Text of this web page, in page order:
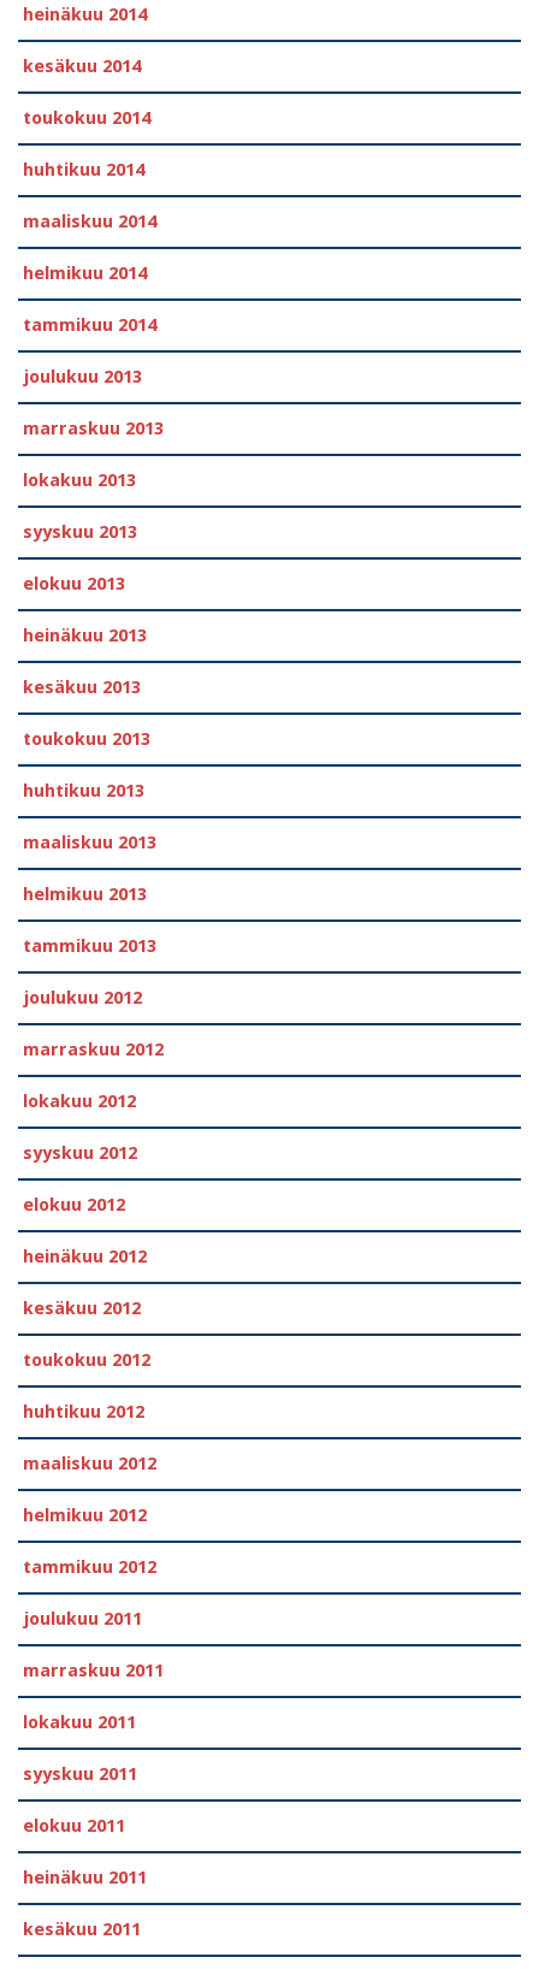
heinäkuu 2014
kesäkuu 2014
toukokuu 2014
huhtikuu 2014
maaliskuu 2014
helmikuu 2014
tammikuu 2014
joulukuu 2013
marraskuu 2013
lokakuu 2013
syyskuu 2013
elokuu 2013
heinäkuu 2013
kesäkuu 2013
toukokuu 2013
huhtikuu 2013
maaliskuu 2013
helmikuu 2013
tammikuu 2013
joulukuu 2012
marraskuu 2012
lokakuu 2012
syyskuu 2012
elokuu 2012
heinäkuu 2012
kesäkuu 2012
toukokuu 2012
huhtikuu 2012
maaliskuu 2012
helmikuu 2012
tammikuu 2012
joulukuu 2011
marraskuu 2011
lokakuu 2011
syyskuu 2011
elokuu 2011
heinäkuu 2011
kesäkuu 2011